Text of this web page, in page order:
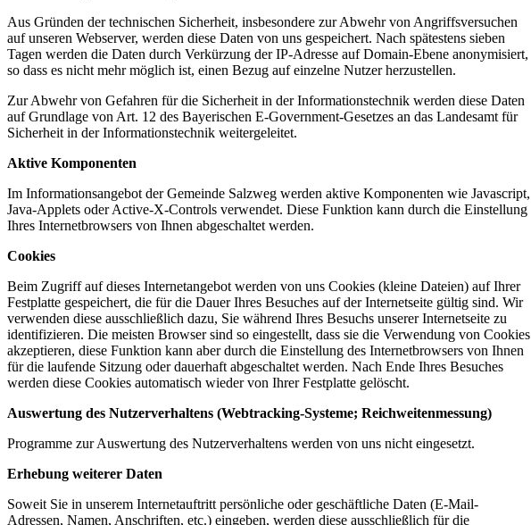
Aus Gründen der technischen Sicherheit, insbesondere zur Abwehr von Angriffsversuchen
auf unseren Webserver, werden diese Daten von uns gespeichert. Nach spätestens sieben
Tagen werden die Daten durch Verkürzung der IP-Adresse auf Domain-Ebene anonymisiert,
so dass es nicht mehr möglich ist, einen Bezug auf einzelne Nutzer herzustellen.
Zur Abwehr von Gefahren für die Sicherheit in der Informationstechnik werden diese Daten
auf Grundlage von Art. 12 des Bayerischen E-Government-Gesetzes an das Landesamt für
Sicherheit in der Informationstechnik weitergeleitet.
Aktive Komponenten
Im Informationsangebot der Gemeinde Salzweg werden aktive Komponenten wie Javascript,
Java-Applets oder Active-X-Controls verwendet. Diese Funktion kann durch die Einstellung
Ihres Internetbrowsers von Ihnen abgeschaltet werden.
Cookies
Beim Zugriff auf dieses Internetangebot werden von uns Cookies (kleine Dateien) auf Ihrer
Festplatte gespeichert, die für die Dauer Ihres Besuches auf der Internetseite gültig sind. Wir
verwenden diese ausschließlich dazu, Sie während Ihres Besuchs unserer Internetseite zu
identifizieren. Die meisten Browser sind so eingestellt, dass sie die Verwendung von Cookies
akzeptieren, diese Funktion kann aber durch die Einstellung des Internetbrowsers von Ihnen
für die laufende Sitzung oder dauerhaft abgeschaltet werden. Nach Ende Ihres Besuches
werden diese Cookies automatisch wieder von Ihrer Festplatte gelöscht.
Auswertung des Nutzerverhaltens (Webtracking-Systeme; Reichweitenmessung)
Programme zur Auswertung des Nutzerverhaltens werden von uns nicht eingesetzt.
Erhebung weiterer Daten
Soweit Sie in unserem Internetauftritt persönliche oder geschäftliche Daten (E-Mail-
Adressen, Namen, Anschriften, etc.) eingeben, werden diese ausschließlich für die